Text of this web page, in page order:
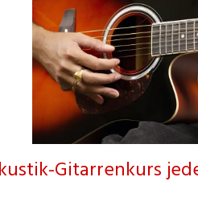
Gitarrenkurs